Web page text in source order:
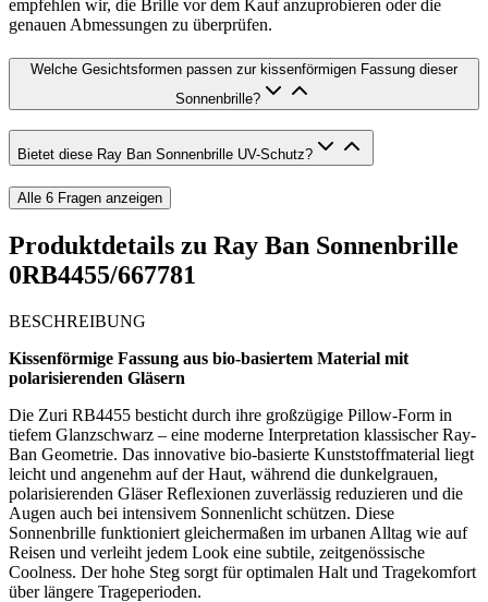
empfehlen wir, die Brille vor dem Kauf anzuprobieren oder die
genauen Abmessungen zu überprüfen.
Welche Gesichtsformen passen zur kissenförmigen Fassung dieser
Sonnenbrille?
Bietet diese Ray Ban Sonnenbrille UV-Schutz?
Alle 6 Fragen anzeigen
Produktdetails zu Ray Ban Sonnenbrille
0RB4455/667781
BESCHREIBUNG
Kissenförmige Fassung aus bio-basiertem Material mit
polarisierenden Gläsern
Die Zuri RB4455 besticht durch ihre großzügige Pillow-Form in
tiefem Glanzschwar­z – eine moderne Interpretation klassischer Ray-
Ban Geometrie. Das innovative bio-basierte Kunststoffmaterial liegt
leicht und angenehm auf der Haut, während die dunkelgrauen,
polarisierenden Gläser Reflexionen zuverlässig reduzieren und die
Augen auch bei intensivem Sonnenlicht schützen. Diese
Sonnenbrille funktioniert gleichermaßen im urbanen Alltag wie auf
Reisen und verleiht jedem Look eine subtile, zeitgenössische
Coolness. Der hohe Steg sorgt für optimalen Halt und Tragekomfort
über längere Trageperioden.